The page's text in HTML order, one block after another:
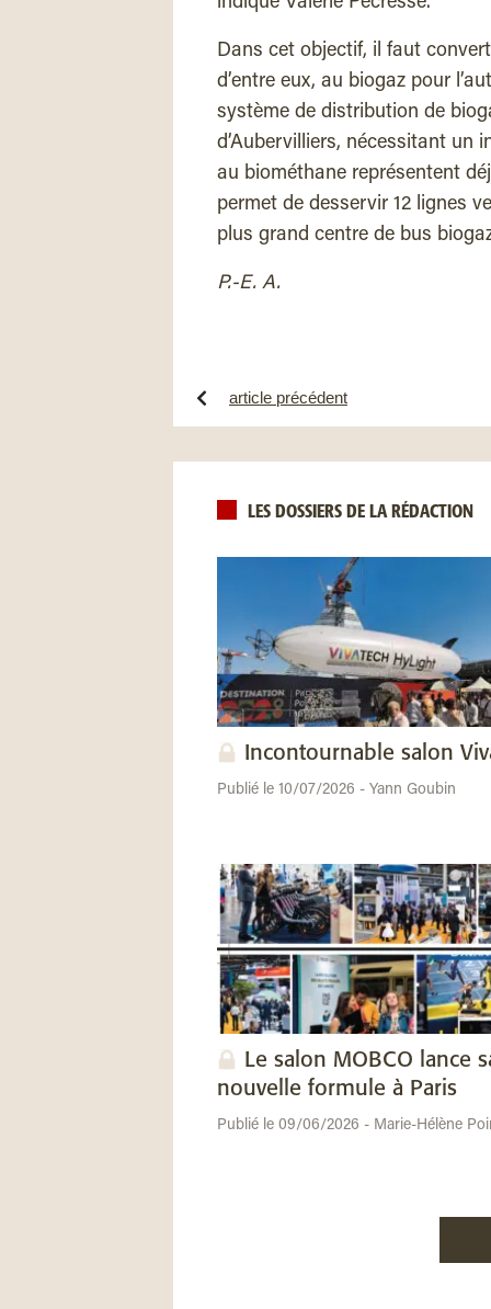
Dans cet objectif, il faut
d’entre eux, au biogaz pour
système de distribution de
d’Aubervilliers, nécessitant un
au biométhane représentent
permet de desservir 12 lignes
plus grand centre de bus
P.-E. A.
article précédent
LES DOSSIERS DE LA RÉDACTION
Incontournable salon
Publié le 10/07/2026 - Yann Goubin
Le salon MOBCO lance
nouvelle formule à Paris
Publié le 09/06/2026 - Marie-Hélène